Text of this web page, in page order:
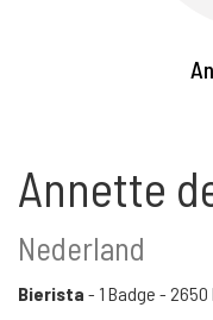
Annette
Nederland
Bierista - 1 Badge - 2650